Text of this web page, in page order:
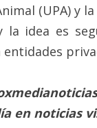
(UPA) y
idea es
en noticias